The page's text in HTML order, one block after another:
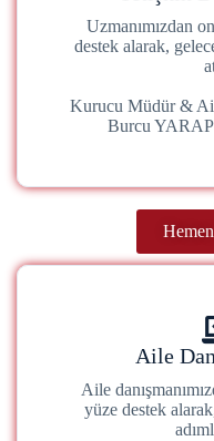
Uzmanımızdan
destek alarak,
Kurucu Müdür &
Burcu
Aile
Aile
yüze destek